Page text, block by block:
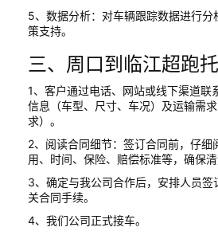
5、数据分析：对车辆跟踪数据进行分
策支持。
三、周口到临江超跑
1、客户通过电话、网站或线下渠道联
信息（车型、尺寸、车况）及运输需
求）。
2、阅读合同细节：签订合同前，仔细
用、时间、保险、赔偿标准等，确保清
3、确定与我公司合作后，安排人员签
关合同手续。
4、我们公司正式接车。